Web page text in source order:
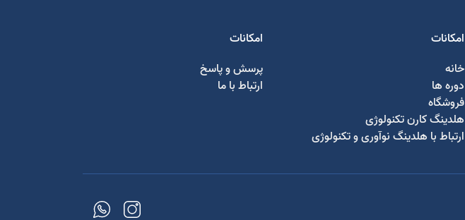
امکانات
خانه
دوره ها
فروشگاه
هلدینگ کارن تکنولوژی
ارتباط با هلدینگ نوآوری و تکنولوژی
امکانات
پرسش و پاسخ
ارتباط با ما